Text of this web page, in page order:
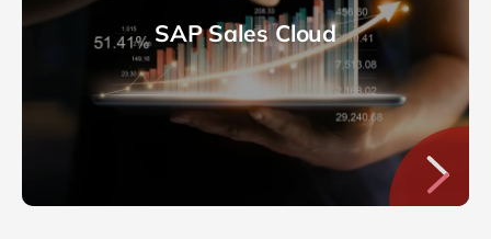
SAP Sales Cloud